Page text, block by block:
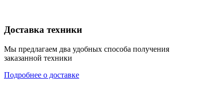
Доставка техники
Мы предлагаем два удобных способа получения
заказанной техники
Подробнее о доставке